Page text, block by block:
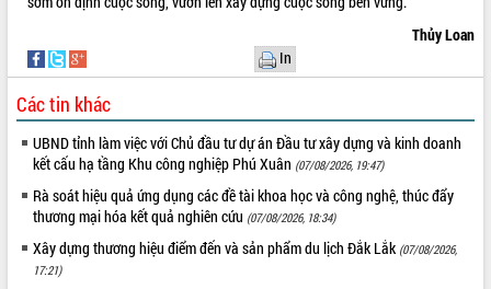
Đắk Lắk”
Tăng cường giám sát, đôn đốc thực
hiện nhiệm vụ quản lý tài sản công
hàng tuần
Tháo gỡ những vướng mắc, đẩy mạnh
công tác cải cách thủ tục hành chính
tại Trung tâm Phục vụ hành chính
công tỉnh
Đắk Lắk: Tôn vinh 46 giải pháp tại Hội
thi Sáng tạo Kỹ thuật 2024 - 2025
Thủy Loan
In
Các tin khác
UBND tỉnh làm việc với Chủ đầu tư dự án Đầu tư xây dựng và kinh doanh
kết cấu hạ tầng Khu công nghiệp Phú Xuân (07/08/2026, 19:47)
Rà soát hiệu quả ứng dụng các đề tài khoa học và công nghệ, thúc đẩy
thương mại hóa kết quả nghiên cứu (07/08/2026, 18:34)
Xây dựng thương hiệu điểm đến và sản phẩm du lịch Đắk Lắk (07/08/2026,
17:21)